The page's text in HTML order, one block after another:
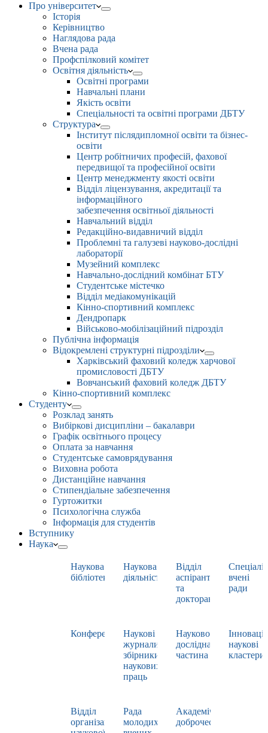
Про університет
Історія
Керівництво
Наглядова рада
Вчена рада
Профспілковий комітет
Освітня діяльність
Освітні програми
Навчальні плани
Якість освіти
Спеціальності та освітні програми ДБТУ
Структура
Інститут післядипломної освіти та бізнес-
освіти
Центр робітничих професій, фахової
передвищої та професійної освіти
Центр менеджменту якості освіти
Відділ ліцензування, акредитації та
інформаційного
забезпечення освітньої діяльності
Навчальний відділ
Редакційно-видавничий відділ
Проблемні та галузеві науково-дослідні
лабораторії
Музейний комплекс
Навчально-дослідний комбінат БТУ
Студентське містечко
Відділ медіакомунікацій
Кінно-спортивний комплекс
Дендропарк
Військово-мобілізаційний підрозділ
Публічна інформація
Відокремлені структурні підрозділи
Харківський фаховий коледж харчової
промисловості ДБТУ
Вовчанський фаховий коледж ДБТУ
Кінно-спортивний комплекс
Студенту
Розклад занять
Вибіркові дисципліни – бакалаври
Графік освітнього процесу
Оплата за навчання
Студентське самоврядування
Виховна робота
Дистанційне навчання
Стипендіальне забезпечення
Гуртожитки
Психологічна служба
Інформація для студентів
Вступнику
Наука
Наукова
бібліотека
Наукова
діяльність
Відділ
аспірантури
та
докторантури
вчені
ради
Конференції
Наукові
журнали,
збірники
наукових
праць
Науково-
дослідна
частина
наукові
кластери
Відділ
організації
Рада
молодих
Академічна
доброчесність